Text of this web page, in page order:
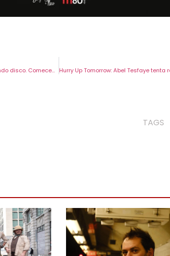
Wet Leg estão de volta com o segundo disco. Comecemos com “catch these fists”.
TAGS